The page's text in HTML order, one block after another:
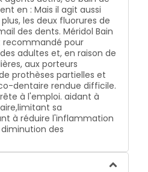
en : Mais il agit aussi
les deux fluorures de
des dents. Méridol Bain
recommandé pour
adultes et, en raison de
aux porteurs
prothèses partielles et
dentaire rendue difficile.
à l'emploi. aidant à
sa
à réduire l'inflammation
des